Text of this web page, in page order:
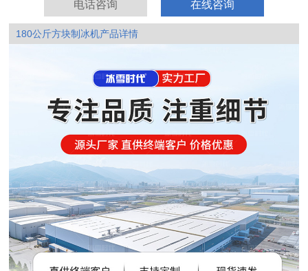
电话咨询 在线咨询
180公斤方块制冰机产品详情